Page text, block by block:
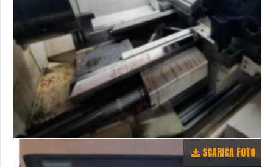
SCARICA FOTO